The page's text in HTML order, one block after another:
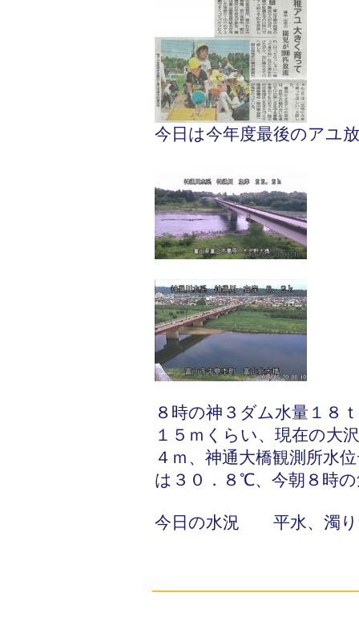
今日は今年度最後のアユ
８時の神３ダム水量１８
１５ｍくらい、現在の大
４ｍ、神通大橋観測所水
は３０．８℃、今朝８時
今日の水況 平水、濁り